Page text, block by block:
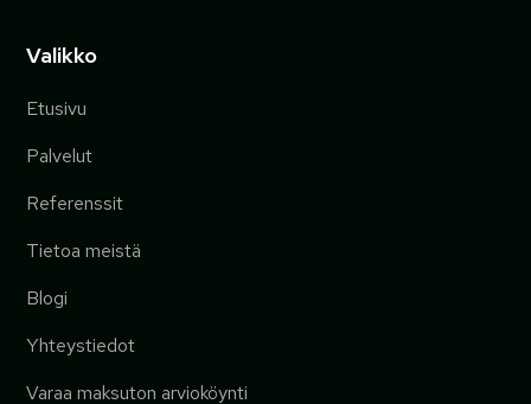
Valikko
Etusivu
Palvelut
Referenssit
Tietoa meistä
Blogi
Yhteystiedot
Varaa maksuton arvioköynti